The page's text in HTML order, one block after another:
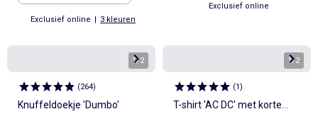
Exclusief online | 3 kleuren
Exclusief online
1/2
(264)
Knuffeldoekje 'Dumbo'
1/2
(1)
T-shirt 'AC DC' met korte